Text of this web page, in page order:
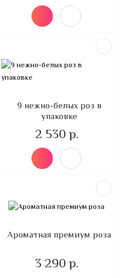
9 нежно-белых роз в
упаковке
2 530 р.
Ароматная премиум роза
3 290 р.